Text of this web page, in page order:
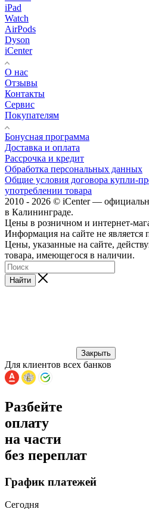
iPad
Watch
AirPods
Dyson
iCenter
О нас
Отзывы
Контакты
Сервис
Покупателям
Бонусная программа
Доставка и оплата
Рассрочка и кредит
Обработка персональных данных
Общие условия договора купли-
употреблении товара
2010 - 2026 © iCenter —
в Калининграде.
Цены в розничном и интернет-
Информация на сайте не является
Цены, указанные на сайте,
товара, имеющегося в наличии.
Найти
Закрыть
Для клиентов всех банков
Разбейте
оплату
на части
без переплат
График платежей
Сегодня